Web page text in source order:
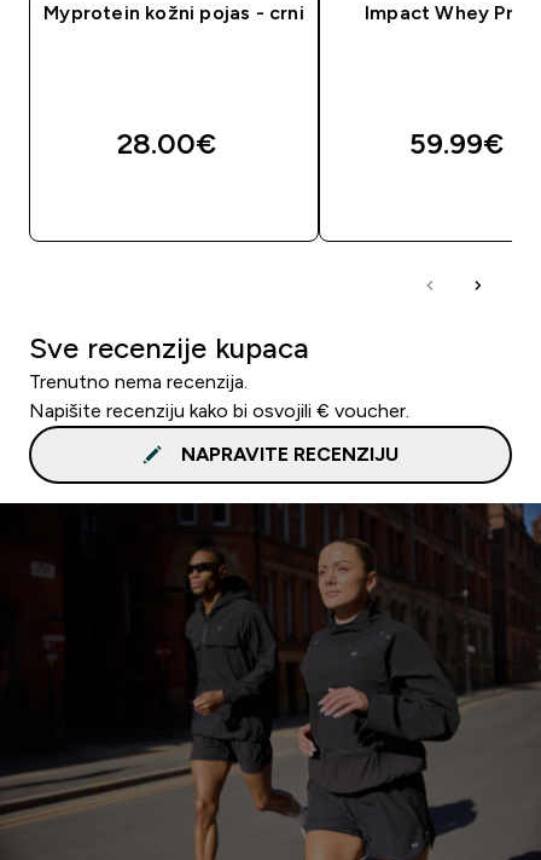
Myprotein kožni pojas - crni
28.00€‎
Impact Whey
59.99€‎
Sve recenzije kupaca
Trenutno nema recenzija.
Napišite recenziju kako bi osvojili € voucher.
NAPRAVITE RECENZIJU